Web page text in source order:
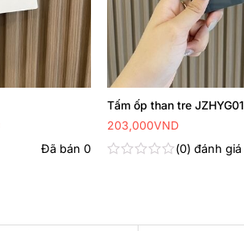
Đã bán0
Tấm ốp than tre JZHYG01
0 đánh giá
203,000VND